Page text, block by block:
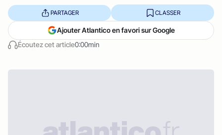
Écoutez cet article0:00min
PARTAGER CLASSER
Ajouter Atlantico en favori sur Google